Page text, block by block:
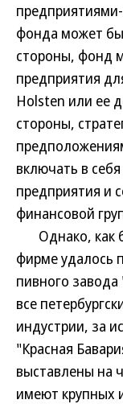
фонда может
стороны, фонд
предприятия
Holsten или ее
стороны,
включать в
предприятия и
финансовой
Однако, как
фирме удалось
пивного
все
индустрии, за
"Красная
выставлены на
имеют крупных